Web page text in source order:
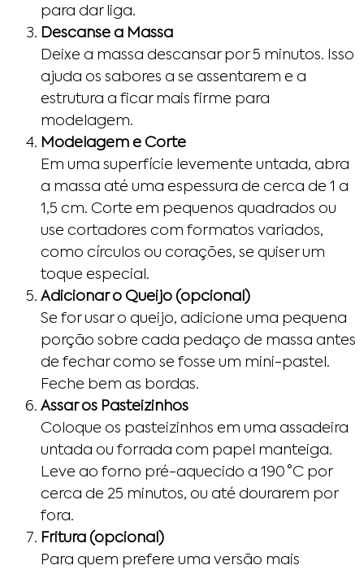
para dar liga.
Descanse a Massa
Deixe a massa descansar por 5 minutos. Isso
ajuda os sabores a se assentarem e a
estrutura a ficar mais firme para
modelagem.
Modelagem e Corte
Em uma superfície levemente untada, abra
a massa até uma espessura de cerca de 1 a
1,5 cm. Corte em pequenos quadrados ou
use cortadores com formatos variados,
como círculos ou corações, se quiser um
toque especial.
Adicionar o Queijo (opcional)
Se for usar o queijo, adicione uma pequena
porção sobre cada pedaço de massa antes
de fechar como se fosse um mini-pastel.
Feche bem as bordas.
Assar os Pasteizinhos
Coloque os pasteizinhos em uma assadeira
untada ou forrada com papel manteiga.
Leve ao forno pré-aquecido a 190 °C por
cerca de 25 minutos, ou até dourarem por
fora.
Fritura (opcional)
Para quem prefere uma versão mais